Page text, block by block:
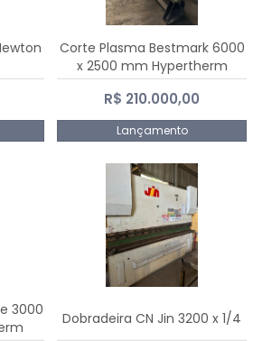
Corte Plasma Bestmark 6000
x 2500 mm Hypertherm
MaxPro 200
R$ 210.000,00
Lançamento
3000
Dobradeira CN Jin 3200 x 1/4